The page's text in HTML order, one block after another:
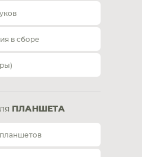
в сборе
ПЛАНШЕТА